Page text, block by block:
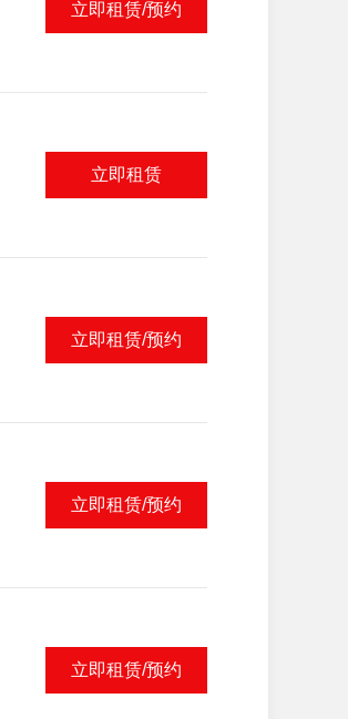
立即租赁/预约
立即租赁
立即租赁/预约
立即租赁/预约
立即租赁/预约